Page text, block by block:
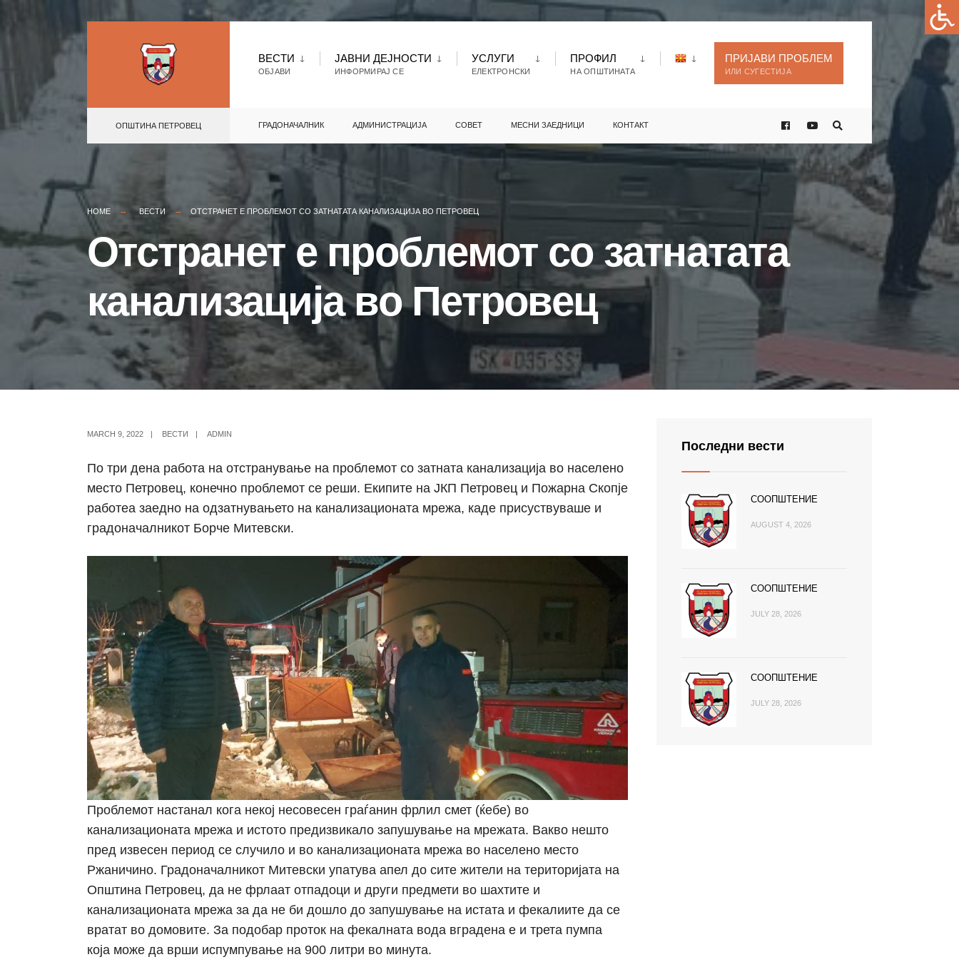
ВЕСТИ
ОБЈАВИ
ЈАВНИ ДЕЈНОСТИ
ИНФОРМИРАЈ СЕ
УСЛУГИ
ЕЛЕКТРОНСКИ
ПРОФИЛ
НА ОПШТИНАТА
ПРИЈАВИ ПРОБЛЕМ
ИЛИ СУГЕСТИЈА
ОПШТИНА ПЕТРОВЕЦ ГРАДОНАЧАЛНИК АДМИНИСТРАЦИЈА СОВЕТ МЕСНИ ЗАЕДНИЦИ КОНТАКТ
HOME ВЕСТИ ОТСТРАНЕТ Е ПРОБЛЕМОТ СО ЗАТНАТАТА КАНАЛИЗАЦИЈА ВО ПЕТРОВЕЦ
Отстранет е проблемот со затнатата
канализација во Петровец
MARCH 9, 2022 | ВЕСТИ | ADMIN
По три дена работа на отстранување на проблемот со затната канализација во населено
место Петровец, конечно проблемот се реши. Екипите на ЈКП Петровец и Пожарна Скопје
работеа заедно на одзатнувањето на канализационата мрежа, каде присуствуваше и
градоначалникот Борче Митевски.
Проблемот настанал кога некој несовесен граѓанин фрлил смет (ќебе) во
канализационата мрежа и истото предизвикало запушување на мрежата. Вакво нешто
пред извесен период се случило и во канализационата мрежа во населено место
Ржаничино. Градоначалникот Митевски упатува апел до сите жители на територијата на
Општина Петровец, да не фрлаат отпадоци и други предмети во шахтите и
канализационата мрежа за да не би дошло до запушување на истата и фекалиите да се
вратат во домовите. За подобар проток на фекалната вода вградена е и трета пумпа
која може да врши испумпување на 900 литри во минута.
Последни вести
СООПШТЕНИЕ
AUGUST 4, 2026
СООПШТЕНИЕ
JULY 28, 2026
СООПШТЕНИЕ
JULY 28, 2026